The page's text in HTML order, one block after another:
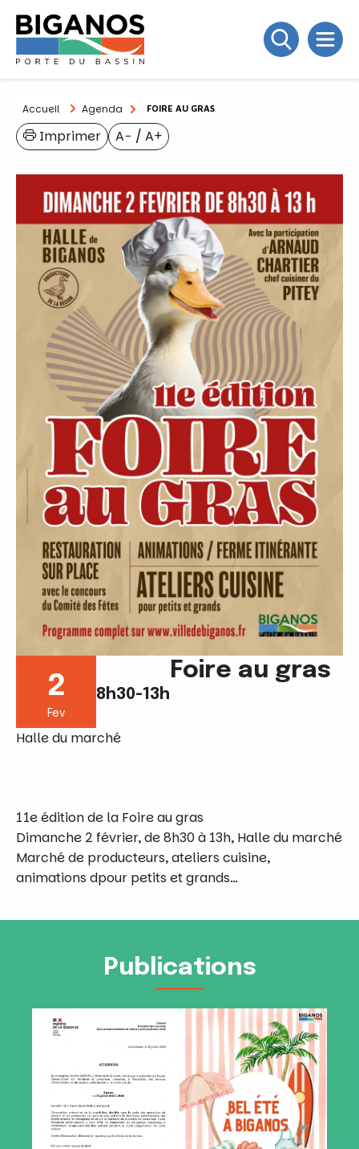
Accueil Agenda FOIRE AU GRAS
A− / A+
Imprimer
2
Fev
8h30-13h
Foire au gras
Halle du marché
11e édition de la Foire au gras
Dimanche 2 février, de 8h30 à 13h, Halle du marché
Marché de producteurs, ateliers cuisine,
animations dpour petits et grands…
Publications